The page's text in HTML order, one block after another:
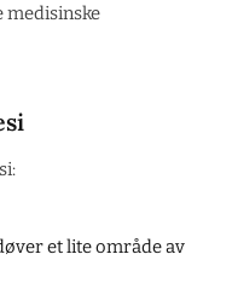
medisinske
et lite område av